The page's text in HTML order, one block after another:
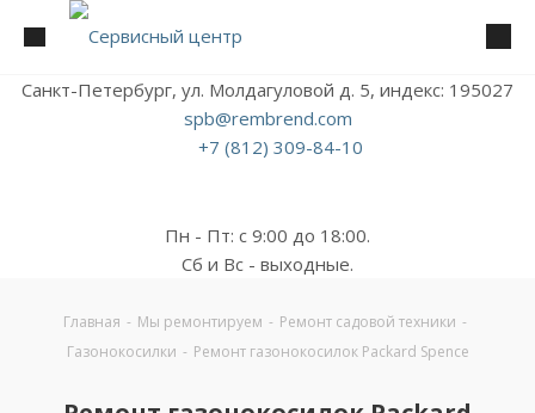
Санкт-Петербург, ул. Молдагуловой д. 5, индекс: 195027
spb@rembrend.com
+7 (812) 309-84-10
Пн - Пт: с 9:00 до 18:00.
Сб и Вс - выходные.
Главная - Мы ремонтируем - Ремонт садовой техники -
Газонокосилки - Ремонт газонокосилок Packard Spence